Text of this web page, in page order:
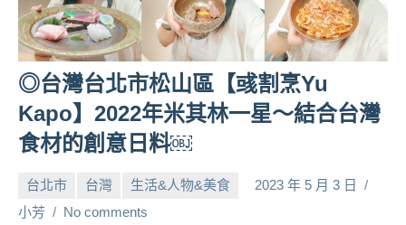
達
人
帶
路、
遊
節
來
賓、
◎台灣台北市松山區【彧割烹Yu
Kapo】2022年米其林一星～結合台灣
食材的創意日料￼
台北市 台灣 生活&人物&美食
2023 年 5 月 3 日
小芳
No comments